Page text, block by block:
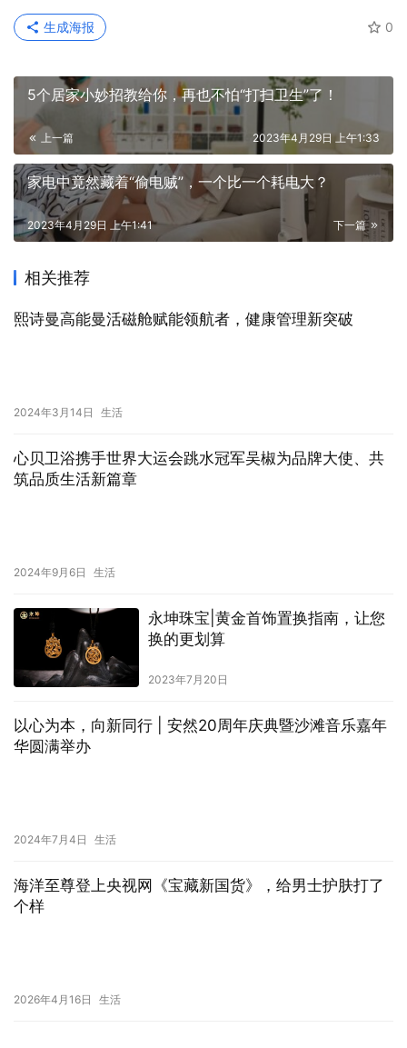
0
生成海报
5个居家小妙招教给你，再也不怕“打扫卫生”了！
上一篇 2023年4月29日 上午1:33
家电中竟然藏着“偷电贼”，一个比一个耗电大？
下一篇
2023年4月29日 上午1:41
相关推荐
熙诗曼高能曼活磁舱赋能领航者，健康管理新突破
2024年3月14日 生活
心贝卫浴携手世界大运会跳水冠军吴椒为品牌大使、共
筑品质生活新篇章
2024年9月6日 生活
永坤珠宝|黄金首饰置换指南，让您
换的更划算
2023年7月20日
以心为本，向新同行 | 安然20周年庆典暨沙滩音乐嘉年
华圆满举办
2024年7月4日 生活
海洋至尊登上央视网《宝藏新国货》，给男士护肤打了
个样
2026年4月16日 生活